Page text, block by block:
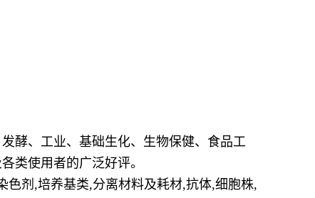
酵、工业、基础生化、生物保健、食品工
类使用者的广泛好评。
剂,培养基类,分离材料及耗材,抗体,细胞株,